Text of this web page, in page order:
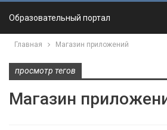
Образовательный портал
Главная Магазин приложений
просмотр тегов
Магазин